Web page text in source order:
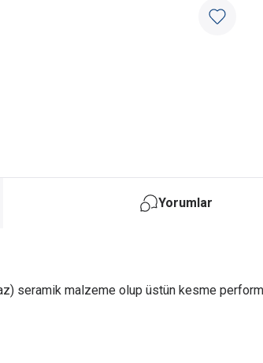
Yorumlar
seramik malzeme olup üstün kesme